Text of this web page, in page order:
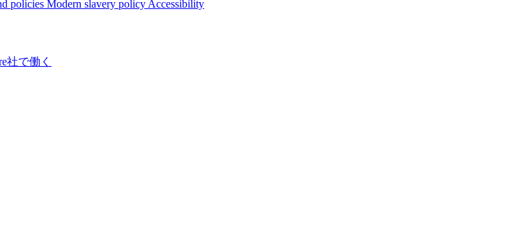
policies Modern slavery policy Accessibility
社で働く